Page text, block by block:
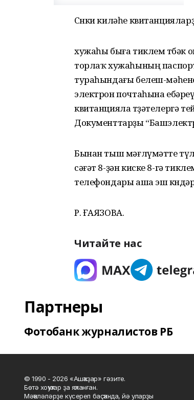
Сөнки киләһе
хужаһы быға тиклем төбәк
торлаҡ хужаһының
тураһындағы белеш-
электрон почтаһына
квитанцияла төҙәтелергә
Документтарҙы
Бынан тыш мәғлүмәтте
сәғәт 8-ҙән киске 8-гә
телефондары аша эш
Р. ҒАЯЗОВА.
Читайте нас
Партнеры
Фотобанк журналистов РБ
© 1990 - 2026 «Ашҡаҙар» гәзите.
Бөтә хоҡуҡтар ҙа яҡланған.
Мәҡәләләрҙе күсереп баҫҡанда, йә уларҙы